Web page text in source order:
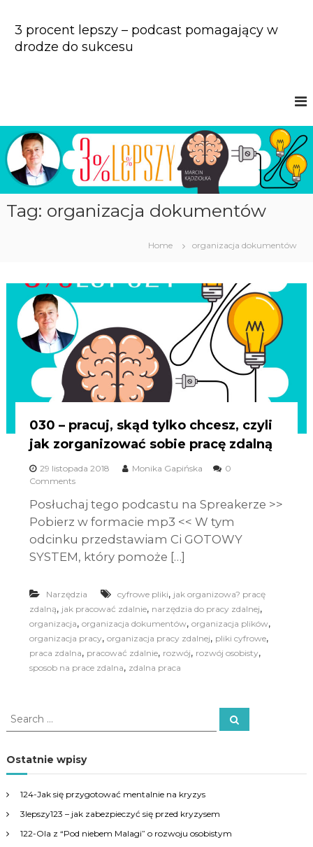
n
e
n
3 procent lepszy – podcast pomagający w
drodze do sukcesu
Tag: organizacja dokumentów
Home organizacja dokumentów
030 – pracuj, skąd tylko chcesz, czyli
jak zorganizować sobie pracę zdalną
29 listopada 2018 Monika Gapińska
0
Comments
Posłuchaj tego podcastu na Spreakerze >>
Pobierz w formacie mp3 << W tym
odcinku przedstawiam Ci GOTOWY
SYSTEM, który pomoże […]
Narzędzia cyfrowe pliki, jak organizowa? pracę
zdalną, jak pracować zdalnie, narzędzia do pracy zdalnej,
organizacja, organizacja dokumentów, organizacja plików,
organizacja pracy, organizacja pracy zdalnej, pliki cyfrowe,
praca zdalna, pracować zdalnie, rozwój, rozwój osobisty,
sposob na prace zdalna, zdalna praca
S
e
r
c
o
r
S
e
Ostatnie wpisy
124-Jak się przygotować mentalnie na kryzys
3lepszy123 – jak zabezpieczyć się przed kryzysem
122-Ola z “Pod niebem Malagi” o rozwoju osobistym